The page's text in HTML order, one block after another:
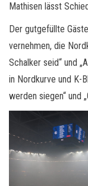
Mathisen lässt
Der gutgefüllte
vernehmen, die
Schalker seid“ und
in Nordkurve und K-
werden siegen“ und